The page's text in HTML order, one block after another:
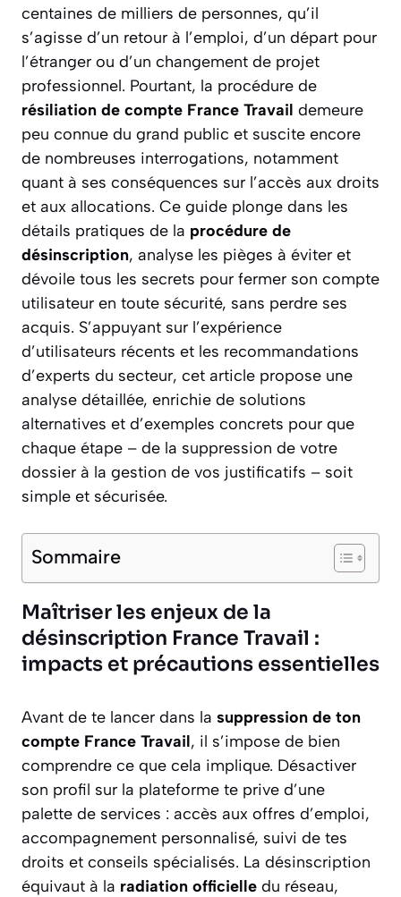
centaines de milliers de personnes, qu’il
s’agisse d’un retour à l’emploi, d’un départ pour
l’étranger ou d’un changement de projet
professionnel. Pourtant, la procédure de
résiliation de compte France Travail demeure
peu connue du grand public et suscite encore
de nombreuses interrogations, notamment
quant à ses conséquences sur l’accès aux droits
et aux allocations. Ce guide plonge dans les
détails pratiques de la procédure de
désinscription, analyse les pièges à éviter et
dévoile tous les secrets pour fermer son compte
utilisateur en toute sécurité, sans perdre ses
acquis. S’appuyant sur l’expérience
d’utilisateurs récents et les recommandations
d’experts du secteur, cet article propose une
analyse détaillée, enrichie de solutions
alternatives et d’exemples concrets pour que
chaque étape – de la suppression de votre
dossier à la gestion de vos justificatifs – soit
simple et sécurisée.
Sommaire
Maîtriser les enjeux de la
désinscription France Travail :
impacts et précautions essentielles
Avant de te lancer dans la suppression de ton
compte France Travail, il s’impose de bien
comprendre ce que cela implique. Désactiver
son profil sur la plateforme te prive d’une
palette de services : accès aux offres d’emploi,
accompagnement personnalisé, suivi de tes
droits et conseils spécialisés. La désinscription
équivaut à la radiation officielle du réseau,